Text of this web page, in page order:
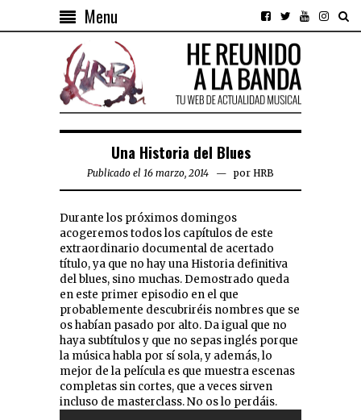
Menu
Una Historia del Blues
Publicado el 16 marzo, 2014 por HRB
Durante los próximos domingos
acogeremos todos los capítulos de este
extraordinario documental de acertado
título, ya que no hay una Historia definitiva
del blues, sino muchas. Demostrado queda
en este primer episodio en el que
probablemente descubriréis nombres que se
os habían pasado por alto. Da igual que no
haya subtítulos y que no sepas inglés porque
la música habla por sí sola, y además, lo
mejor de la película es que muestra escenas
completas sin cortes, que a veces sirven
incluso de masterclass. No os lo perdáis.